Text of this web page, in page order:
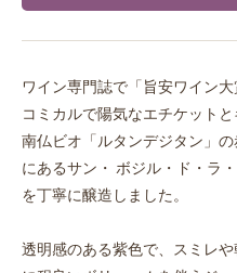
ワイン専門誌で「旨安ワイン
コミカルで陽気なエチケット
南仏ビオ「ルタンデジタン」
にあるサン・ ボジル・ド・ラ
を丁寧に醸造しました。
透明感のある紫色で、スミレ